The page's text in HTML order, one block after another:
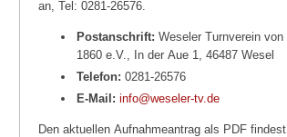
an, Tel: 0281-26576.
Postanschrift: Weseler Turnverein von
1860 e.V., In der Aue 1, 46487 Wesel
Telefon: 0281-26576
E-Mail: info@weseler-tv.de
Den aktuellen Aufnahmeantrag als PDF findest